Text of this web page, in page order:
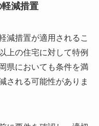
減措置
減措置が適用されるこ
上の住宅に対して特例
県においても条件を満
される可能性がありま